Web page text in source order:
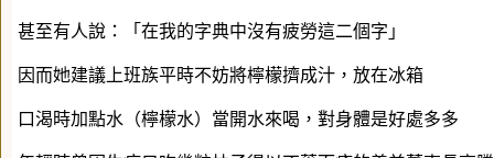
甚至有人說：「在我的字典中沒有疲勞這二個字」
因而她建議上班族平時不妨將檸檬擠成汁，放在冰箱
口渴時加點水（檸檬水）當開水來喝，對身體是好處多多